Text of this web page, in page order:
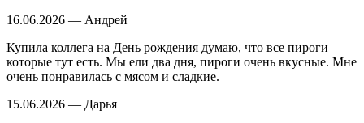
16.06.2026 — Андрей
Купила коллега на День рождения думаю, что все пироги
которые тут есть. Мы ели два дня, пироги очень вкусные. Мне
очень понравилась с мясом и сладкие.
15.06.2026 — Дарья